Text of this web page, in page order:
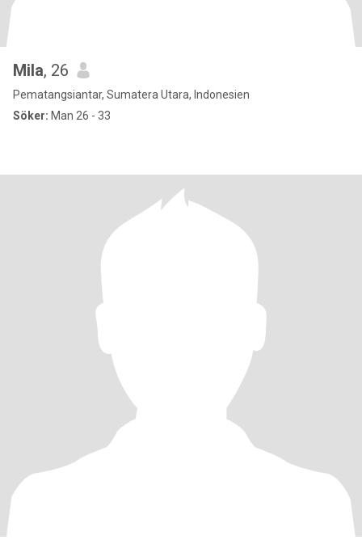
Mila, 26
Pematangsiantar, Sumatera Utara, Indonesien
Söker: Man 26 - 33